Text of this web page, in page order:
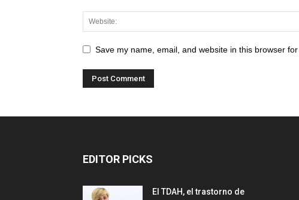
Save my name, email, and website in this browser
EDITOR PICKS
El TDAH, el trastorno de